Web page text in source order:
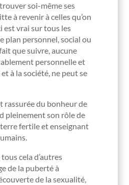
soi-même ses
à revenir à celles qu’on
est vrai sur tous les
plan personnel, social ou
que suivre, aucune
personnelle et
à la société, ne peut se
rassurée du bonheur de
pleinement son rôle de
fertile et enseignant
cela d’autres
de la puberté à
de la sexualité,